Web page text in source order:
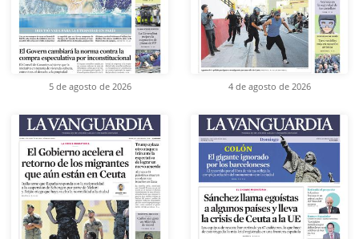
5 de agosto de 2026 4 de agosto de 2026